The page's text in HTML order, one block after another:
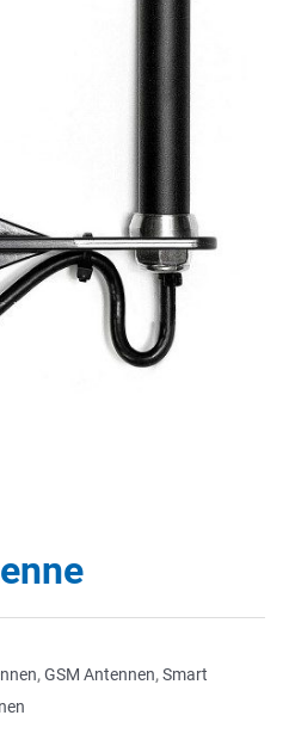
,GSM Antennen,Smart